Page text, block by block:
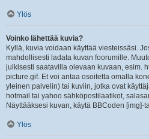
Ylös
Voinko lähettää kuvia?
Kyllä, kuvia voidaan käyttää viesteissäsi.
mahdollisesti ladata kuvan foorumille.
julkisesti saatavilla olevaan kuvaan, esim.
picture.gif. Et voi antaa osoitetta omalla
yleinen palvelin) tai kuviin, jotka ovat
hotmail tai yahoo sähköpostilaatikot,
Näyttääksesi kuvan, käytä BBCoden [img]-
Ylös